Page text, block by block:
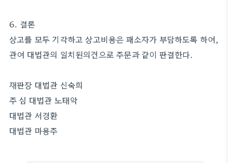
6. 결론
상고를 모두 기각하고 상고비용은 패소자가 부담하도록 하여,
관여 대법관의 일치된의견으로 주문과 같이 판결한다.
재판장 대법관 신숙희
주 심 대법관 노태악
대법관 서경환
대법관 마용주